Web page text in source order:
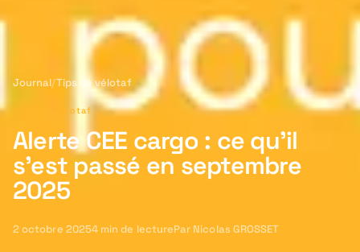
Journal/Tips de vélotaf
Tips de vélotaf
Alerte CEE cargo : ce qu’il
s’est passé en septembre
2025
2 octobre 20254 min de lecturePar Nicolas GROSSET